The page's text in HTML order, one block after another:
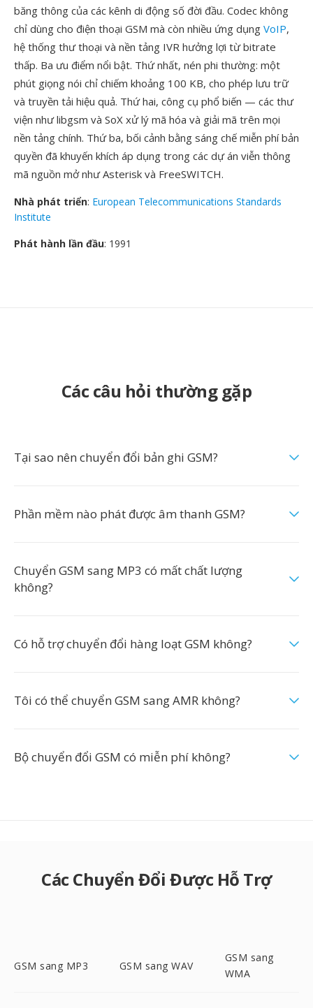
băng thông của các kênh di động số đời đầu. Codec không
chỉ dùng cho điện thoại GSM mà còn nhiều ứng dụng VoIP,
hệ thống thư thoại và nền tảng IVR hưởng lợi từ bitrate
thấp. Ba ưu điểm nổi bật. Thứ nhất, nén phi thường: một
phút giọng nói chỉ chiếm khoảng 100 KB, cho phép lưu trữ
và truyền tải hiệu quả. Thứ hai, công cụ phổ biến — các thư
viện như libgsm và SoX xử lý mã hóa và giải mã trên mọi
nền tảng chính. Thứ ba, bối cảnh bằng sáng chế miễn phí bản
quyền đã khuyến khích áp dụng trong các dự án viễn thông
mã nguồn mở như Asterisk và FreeSWITCH.
Nhà phát triển: European Telecommunications Standards
Institute
Phát hành lần đầu: 1991
Các câu hỏi thường gặp
Tại sao nên chuyển đổi bản ghi GSM?
Phần mềm nào phát được âm thanh GSM?
Chuyển GSM sang MP3 có mất chất lượng
không?
Có hỗ trợ chuyển đổi hàng loạt GSM không?
Tôi có thể chuyển GSM sang AMR không?
Bộ chuyển đổi GSM có miễn phí không?
Các Chuyển Đổi Được Hỗ Trợ
GSM sang MP3 GSM sang WAV
GSM sang
WMA